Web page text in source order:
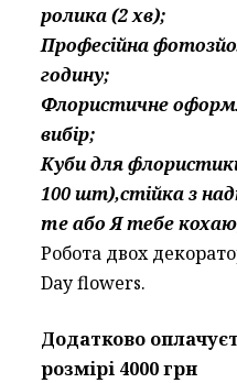
ролика (2 хв);
Професійна
годину;
Флористичне
вибір;
Куби для
100 шт),стійка з
me або Я тебе
Робота двох
Day flowers.
Додатково
розмірі 4000 грн